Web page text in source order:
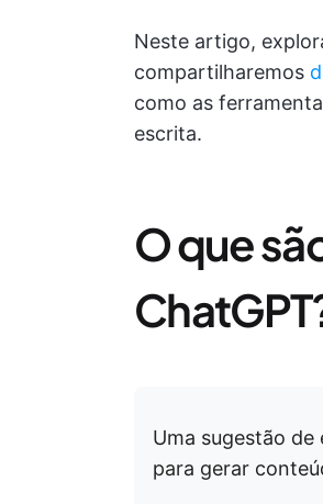
Neste artigo,
compartilharemos
como as
escrita.
O que
Uma sugestão
para gerar